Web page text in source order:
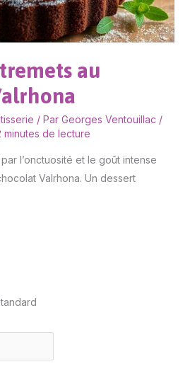
au
/ Par Georges Ventouillac /
minutes de lecture
l’onctuosité et le goût intense
Valrhona. Un dessert